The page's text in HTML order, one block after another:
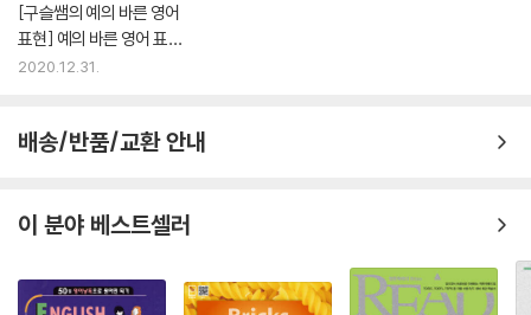
UNIT 22 답하기 곤란한 질문에 답변할 때는 〉 I don’t want to answer t
hat ???
UNIT 23 확실히 모르겠다고 말할 때는 〉 I don’t know ??? .
???
UNIT 25 상대방이 내가 잘 모르는 분야를 물어볼 때는 〉 I don’t know
UNIT 26 상대가 한 부탁에 바로 답변해 주기 어려울 때는 〉 I can’t answ
er right now ???
UNIT 27 상대가 요청한 걸 결정할 수 있는 입장이 아니라서 거절할 때는 〉
I can’t make that decision ???
[구슬쌤의 예의 바른 영어
표현] 예의 바른 영어 표현
의 진수
2020.12.31.
배송/반품/교환 안내
이 분야 베스트셀러